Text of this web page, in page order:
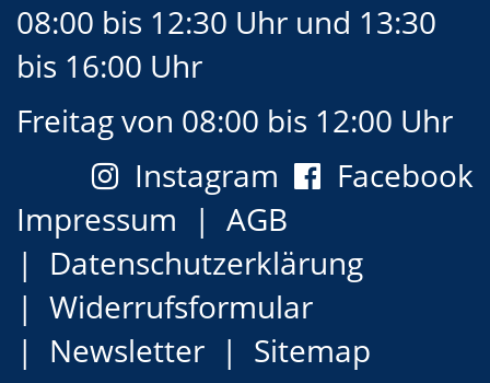
08:00 bis 12:30 Uhr und 13:30
bis 16:00 Uhr
Freitag von 08:00 bis 12:00 Uhr
Facebook
Instagram
Impressum
AGB
Datenschutzerklärung
Widerrufsformular
Newsletter
Sitemap